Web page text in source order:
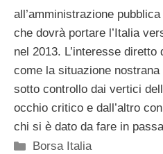
all’amministrazione
che dovrà portare l’Italia
nel 2013. L’interesse
come la situazione
sotto controllo dai vertici
occhio critico e dall’altro
chi si è dato da fare in
Categorie
Borsa Italia